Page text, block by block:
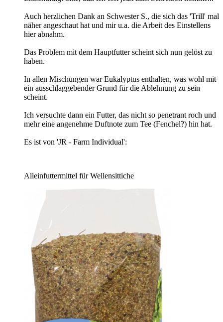
Auch herzlichen Dank an Schwester S., die sich das 'Trill' mal
näher angeschaut hat und mir u.a. die Arbeit des Einstellens
hier abnahm.
Das Problem mit dem Hauptfutter scheint sich nun gelöst zu
haben.
In allen Mischungen war Eukalyptus enthalten, was wohl mit
ein ausschlaggebender Grund für die Ablehnung zu sein
scheint.
Ich versuchte dann ein Futter, das nicht so penetrant roch und
mehr eine angenehme Duftnote zum Tee (Fenchel?) hin hat.
Es ist von 'JR - Farm Individual':
Alleinfuttermittel für Wellensittiche